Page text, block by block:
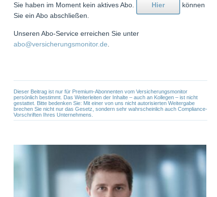
Sie haben im Moment kein aktives Abo.
Hier
können
Sie ein Abo abschließen.
Unseren Abo-Service erreichen Sie unter
abo@versicherungsmonitor.de
Dieser Beitrag ist nur für Premium-Abonnenten vom Versicherungsmonitor
persönlich bestimmt. Das Weiterleiten der Inhalte – auch an Kollegen – ist nicht
gestattet. Bitte bedenken Sie: Mit einer von uns nicht autorisierten Weitergabe
brechen Sie nicht nur das Gesetz, sondern sehr wahrscheinlich auch Compliance-
Vorschriften Ihres Unternehmens.